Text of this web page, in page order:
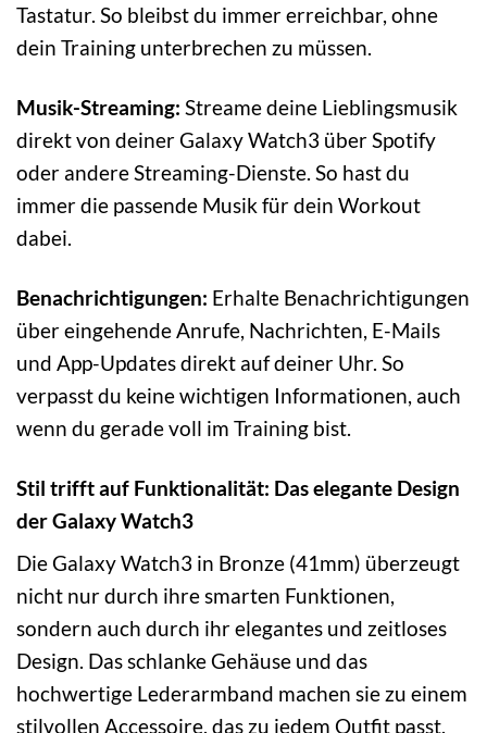
Tastatur. So bleibst du immer erreichbar, ohne
dein Training unterbrechen zu müssen.
Musik-Streaming: Streame deine Lieblingsmusik
direkt von deiner Galaxy Watch3 über Spotify
oder andere Streaming-Dienste. So hast du
immer die passende Musik für dein Workout
dabei.
Benachrichtigungen: Erhalte Benachrichtigungen
über eingehende Anrufe, Nachrichten, E-Mails
und App-Updates direkt auf deiner Uhr. So
verpasst du keine wichtigen Informationen, auch
wenn du gerade voll im Training bist.
Stil trifft auf Funktionalität: Das elegante Design
der Galaxy Watch3
Die Galaxy Watch3 in Bronze (41mm) überzeugt
nicht nur durch ihre smarten Funktionen,
sondern auch durch ihr elegantes und zeitloses
Design. Das schlanke Gehäuse und das
hochwertige Lederarmband machen sie zu einem
stilvollen Accessoire, das zu jedem Outfit passt.